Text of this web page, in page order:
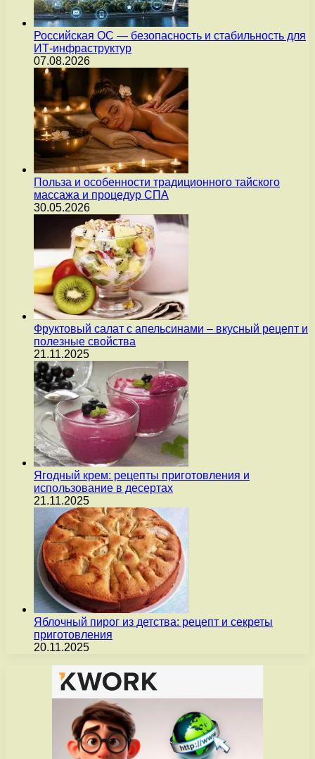
Российская ОС — безопасность и стабильность для
ИТ-инфраструктур
07.08.2026
Польза и особенности традиционного тайского
массажа и процедур СПА
30.05.2026
Фруктовый салат с апельсинами – вкусный рецепт и
полезные свойства
21.11.2025
Ягодный крем: рецепты приготовления и
использование в десертах
21.11.2025
Яблочный пирог из детства: рецепт и секреты
приготовления
20.11.2025